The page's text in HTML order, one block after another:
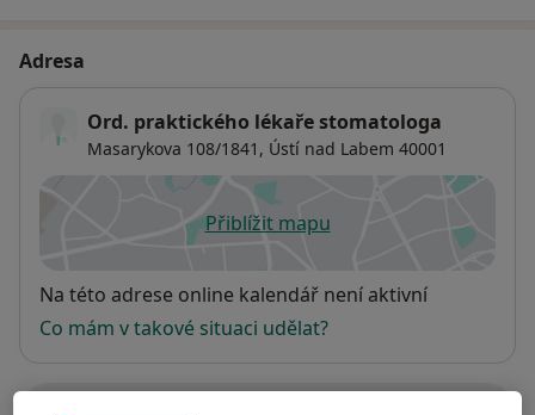
Adresa
Ord. praktického lékaře stomatologa
Masarykova 108/1841, Ústí nad Labem 40001
Přiblížit mapuse otevře v nové záložce
Dostupnost
Na této adrese online kalendář není aktivní
Co mám v takové situaci udělat?